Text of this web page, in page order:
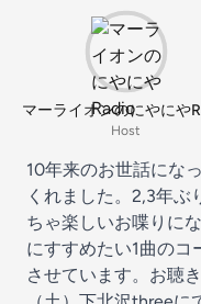
マーライオンのにやにや
Host
10年来のお世話にな
くれました。2,3年ぶ
ちゃ楽しいお喋りに
にすすめたい1曲の
させています。お聴